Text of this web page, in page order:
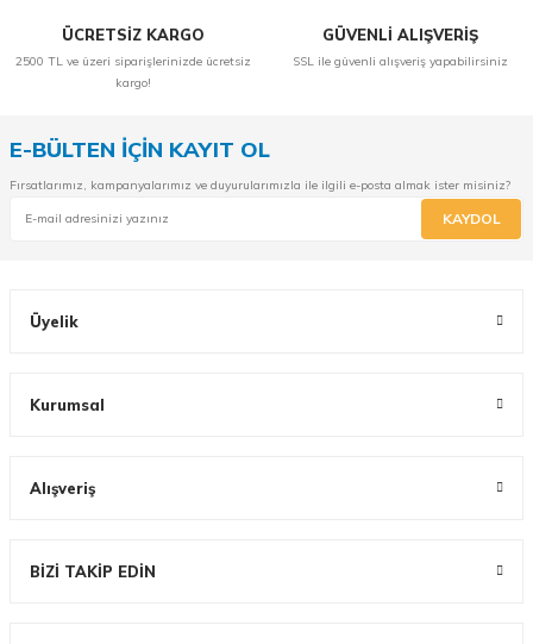
ÜCRETSİZ KARGO
2500 TL ve üzeri siparişlerinizde ücretsiz
kargo!
GÜVENLİ ALIŞVERİŞ
SSL ile güvenli alışveriş yapabilirsiniz
E-BÜLTEN İÇİN KAYIT OL
Fırsatlarımız, kampanyalarımız ve duyurularımızla ile ilgili e-posta almak ister misiniz?
KAYDOL
Üyelik
Kurumsal
Alışveriş
BİZİ TAKİP EDİN